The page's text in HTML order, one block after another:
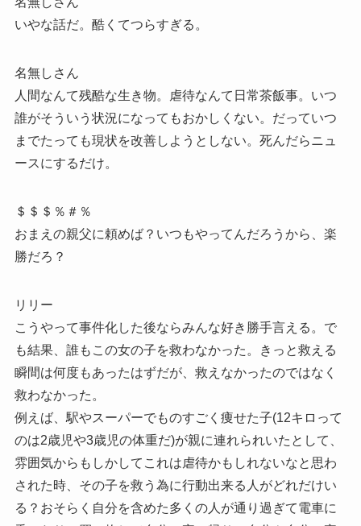
いやな話だ。酷くてつらすぎる。
名無しさん
人間なんて残酷な生き物。虐待なんて日常茶飯事。いつ
誰がそういう状況になってもおかしくない。だっていつ
までたっても現状を改善しようとしない。死んだらニュ
ースにするだけ。
＄＄＄％＃％
おまえの親父に頼めば？いつもやってんだろうから、楽
勝だろ？
リリー
こうやって事件化した後ならみんな好き勝手言える。で
も結果、誰もこの女の子を救わなかった。きっと救える
瞬間は何度もあったはずだが、救えなかったのではなく
救わなかった。
例えば、駅やスーパーでものすごく痩せた子(12キロって
のは2歳児や3歳児の体重だ)が親に連れられいたとして、
雰囲気からもしかしてこれは虐待かもしれないなと思わ
された時、その子を救う為に行動出来る人がどれだけい
る？おそらく自分を含めた多くの人が通り過ぎて電車に